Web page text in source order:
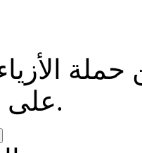
على بينة من الفرص.